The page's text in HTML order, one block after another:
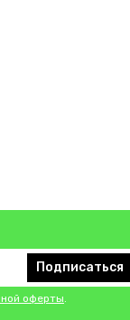
Подписаться
оферты.